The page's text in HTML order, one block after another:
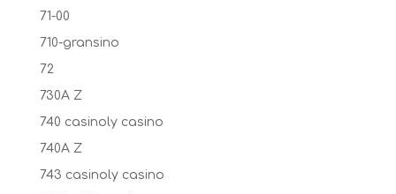
71-00
710-gransino
72
730A Z
740 casinoly casino
740A Z
743 casinoly casino